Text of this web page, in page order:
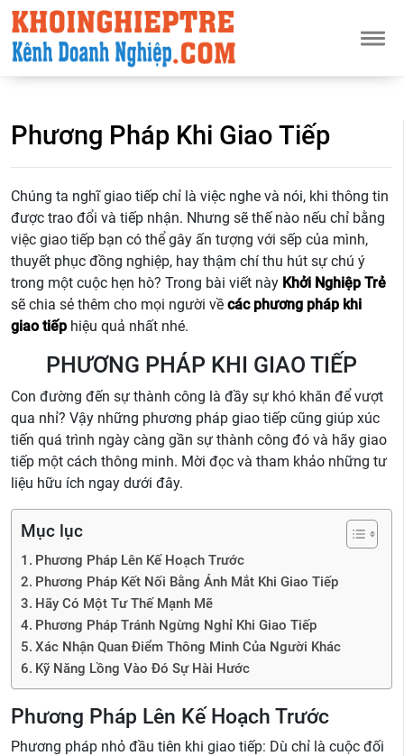
Phương Pháp Khi Giao Tiếp
Chúng ta nghĩ giao tiếp chỉ là việc nghe và nói, khi thông tin
được trao đổi và tiếp nhận. Nhưng sẽ thế nào nếu chỉ bằng
việc giao tiếp bạn có thể gây ấn tượng với sếp của mình,
thuyết phục đồng nghiệp, hay thậm chí thu hút sự chú ý
trong một cuộc hẹn hò? Trong bài viết này Khởi Nghiệp Trẻ
sẽ chia sẻ thêm cho mọi người về các phương pháp khi
giao tiếp hiệu quả nhất nhé.
PHƯƠNG PHÁP KHI GIAO TIẾP
Con đường đến sự thành công là đầy sự khó khăn để vượt
qua nhỉ? Vậy những phương pháp giao tiếp cũng giúp xúc
tiến quá trình ngày càng gần sự thành công đó và hãy giao
tiếp một cách thông minh. Mời đọc và tham khảo những tư
liệu hữu ích ngay dưới đây.
Mục lục
Phương Pháp Lên Kế Hoạch Trước
Phương Pháp Kết Nối Bằng Ánh Mắt Khi Giao Tiếp
Hãy Có Một Tư Thế Mạnh Mẽ
Phương Pháp Tránh Ngừng Nghỉ Khi Giao Tiếp
Xác Nhận Quan Điểm Thông Minh Của Người Khác
Kỹ Năng Lồng Vào Đó Sự Hài Hước
Phương Pháp Lên Kế Hoạch Trước
Phương pháp nhỏ đầu tiên khi giao tiếp: Dù chỉ là cuộc đối